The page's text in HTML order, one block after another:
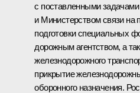
с поставленными
и Министерством связи на
подготовки специальных
дорожным агентством, а
железнодорожного
прикрытие
оборонного назначения.